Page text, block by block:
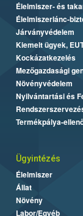
Élelmiszer- és
Élelmiszerlánc-
Járványvédelem
Kiemelt ügyek,
Kockázatkezelés
Mezőgazdasági
Növényvédelem
Nyilvántartási és
Termékpálya-
Ügyintézés
Élelmiszer
Állat
Növény
Labor/Egyéb